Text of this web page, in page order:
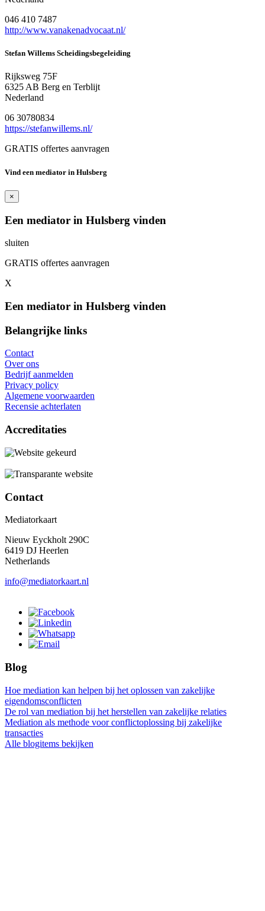
046 410 7487
http://www.vanakenadvocaat.nl/
Stefan Willems Scheidingsbegeleiding
Rijksweg 75F
6325 AB Berg en Terblijt
Nederland
06 30780834
https://stefanwillems.nl/
GRATIS offertes aanvragen
Vind een mediator in Hulsberg
×
Een mediator in Hulsberg vinden
sluiten
GRATIS offertes aanvragen
X
Een mediator in Hulsberg vinden
Belangrijke links
Contact
Over ons
Bedrijf aanmelden
Privacy policy
Algemene voorwaarden
Recensie achterlaten
Accreditaties
Contact
Mediatorkaart
Nieuw Eyckholt 290C
6419 DJ Heerlen
Netherlands
info@mediatorkaart.nl
Blog
Hoe mediation kan helpen bij het oplossen van zakelijke
eigendomsconflicten
De rol van mediation bij het herstellen van zakelijke relaties
Mediation als methode voor conflictoplossing bij zakelijke
transacties
Alle blogitems bekijken